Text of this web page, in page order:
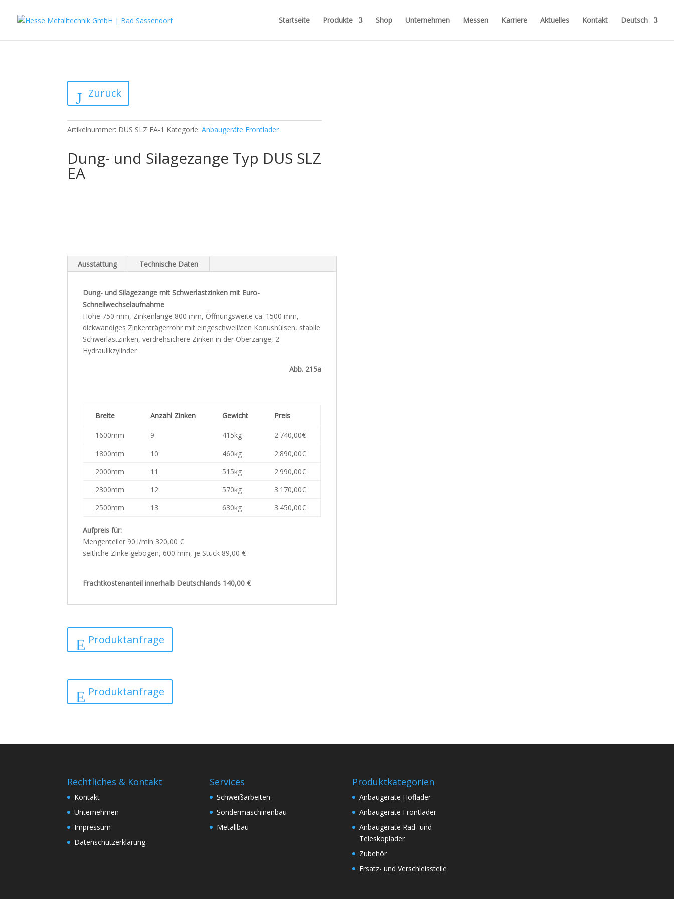
Startseite Produkte Shop Unternehmen Messen Karriere Aktuelles Kontakt Deutsch
Zurück
Artikelnummer: DUS SLZ EA-1 Kategorie:Anbaugeräte Frontlader
Dung- und Silagezange Typ DUS SLZ
EA
Ausstattung Technische Daten
Dung- und Silagezange mit Schwerlastzinken mit Euro-
Schnellwechselaufnahme
Höhe 750 mm, Zinkenlänge 800 mm, Öffnungsweite ca. 1500 mm,
dickwandiges Zinkenträgerrohr mit eingeschweißten Konushülsen, stabile
Schwerlastzinken, verdrehsichere Zinken in der Oberzange, 2
Hydraulikzylinder
Abb. 215a
Breite Anzahl Zinken Gewicht Preis
1600mm 9 415kg
2.740,00€
1800mm
10 460kg
2.890,00€
2000mm
11 515kg
2.990,00€
2300mm
12 570kg
3.170,00€
2500mm
13 630kg 3.450,00€
Aufpreis für:
Mengenteiler 90 l/min 320,00 €
seitliche Zinke gebogen, 600 mm, je Stück 89,00 €
Frachtkostenanteil innerhalb Deutschlands 140,00 €
Produktanfrage
Produktanfrage
Rechtliches & Kontakt
Kontakt
Unternehmen
Impressum
Datenschutzerklärung
Services
Schweißarbeiten
Sondermaschinenbau
Metallbau
Produktkategorien
Anbaugeräte Hoflader
Anbaugeräte Frontlader
Anbaugeräte Rad- und
Teleskoplader
Zubehör
Ersatz- und Verschleissteile